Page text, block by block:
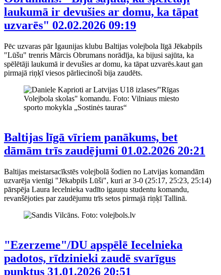
laukumā ir devušies ar domu, ka tāpat
uzvarēs" 02.02.2026 09:19
Pēc uzvaras pār Igaunijas klubu Baltijas volejbola līgā Jēkabpils
"Lūšu" trenris Mārcis Obrumans norādīja, ka bijusi sajūta, ka
spēlētāji laukumā ir devušies ar domu, ka tāpat uzvarēs.kaut gan
pirmajā riņķī viesos pārliecinoši bija zaudēts.
Baltijas līgā vīriem panākums, bet
dāmām trīs zaudējumi 01.02.2026 20:21
Baltijas meistarsacīkstēs volejbolā šodien no Latvijas komandām
uzvarēja vienīgi "Jēkabpils Lūši", kuri ar 3-0 (25:17, 25:23, 25:14)
pārspēja Laura Iecelnieka vadīto igauņu studentu komandu,
revanšējoties par zaudējumu trīs setos pirmajā riņķī Tallinā.
"Ezerzeme"/DU apspēlē Iecelnieka
padotos, rīdzinieki zaudē svarīgus
punktus 31.01.2026 20:51